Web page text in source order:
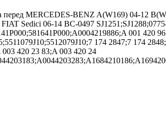
перед MERCEDES-BENZ A(W169) 04-12
Sedici 06-14 BC-0497
001
174 2847;7 174
420 23 83;A 003 420 24